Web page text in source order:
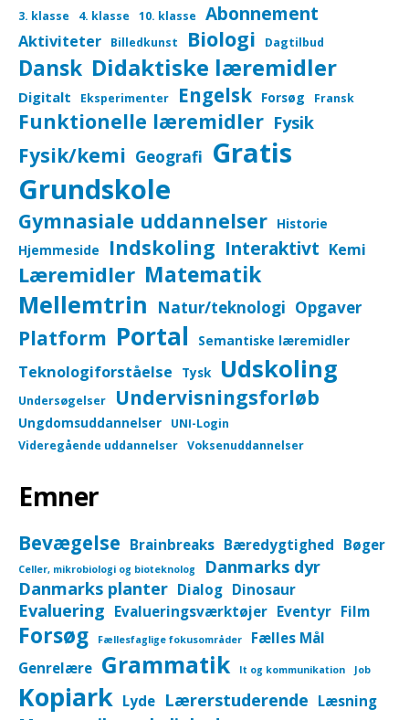
3. klasse 4. klasse 10. klasse Abonnement
Aktiviteter Billedkunst Biologi Dagtilbud
Dansk Didaktiske læremidler
Digitalt Eksperimenter Engelsk Forsøg Fransk
Funktionelle læremidler Fysik
Fysik/kemi Geografi Gratis
Grundskole
Gymnasiale uddannelser Historie
Hjemmeside
Indskoling Interaktivt Kemi
Læremidler Matematik
Mellemtrin Natur/teknologi Opgaver
Platform Portal Semantiske læremidler
Teknologiforståelse Tysk Udskoling
Undersøgelser Undervisningsforløb
Ungdomsuddannelser
UNI-Login
Videregående uddannelser Voksenuddannelser
Emner
Bevægelse Brainbreaks Bæredygtighed Bøger
Celler, mikrobiologi og bioteknolog
Danmarks dyr
Danmarks planter Dialog Dinosaur
Evaluering Evalueringsværktøjer Eventyr Film
Forsøg Fællesfaglige fokusområder
Fælles Mål
Genrelære Grammatik It og kommunikation Job
Kopiark Lyde Lærerstuderende Læsning